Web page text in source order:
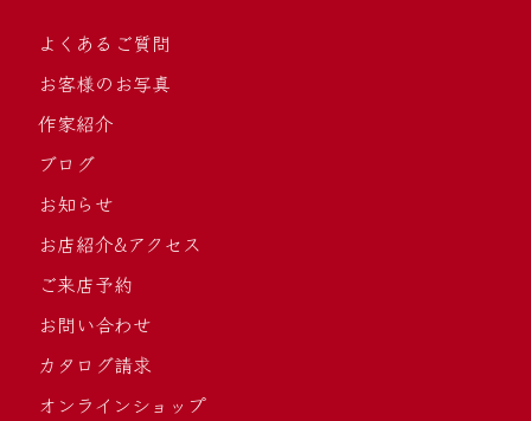
よくあるご質問
お客様のお写真
作家紹介
ブログ
お知らせ
お店紹介&アクセス
ご来店予約
お問い合わせ
カタログ請求
オンラインショップ